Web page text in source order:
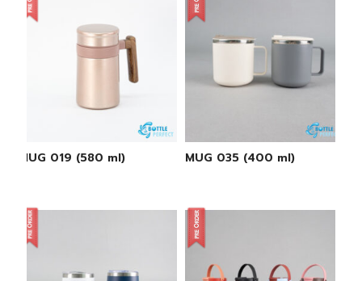
MUG 019 (580 ml) MUG 035 (400 ml)